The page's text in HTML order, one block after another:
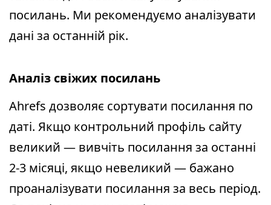
посилань. Ми рекомендуємо аналізувати
дані за останній рік.
Аналіз свіжих посилань
Ahrefs дозволяє сортувати посилання по
даті. Якщо контрольний профіль сайту
великий — вивчіть посилання за останні
2-3 місяці, якщо невеликий — бажано
проаналізувати посилання за весь період.